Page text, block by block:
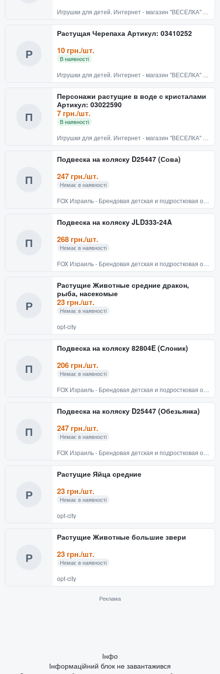
Р
Растущая Черепаха Артикул: 03410252
10 грн./шт.
В наявності
П
Персонажи растущие в воде с кристалами
Артикул: 03022590
7 грн./шт.
В наявності
П
Подвеска на коляску D25447 (Сова)
247 грн./шт.
Немає в наявності
П
Подвеска на коляску JLD333-24A
268 грн./шт.
Немає в наявності
Р
Растущие Животные средние дракон,
рыба, насекомые
23 грн./шт.
Немає в наявності
opt-city
П
Подвеска на коляску 82804E (Слоник)
206 грн./шт.
Немає в наявності
П
Подвеска на коляску D25447 (Обезьянка)
247 грн./шт.
Немає в наявності
Р
Растущие Яйца средние
23 грн./шт.
Немає в наявності
opt-city
Р
Растущие Животные большие звери
23 грн./шт.
Немає в наявності
opt-city
Реклама
Інфо
Інформаційний блок не завантажився